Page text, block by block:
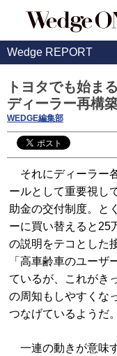
Wedge REPORT
トヨタでも始ま
ディーラー再構
WEDGE編集部
それにディーラー
ールとして重要視し
助金の交付制度。と
ーに買い替えると25
の説明をテコとした
「高車齢車のユー
ているが、これがき
の周知もしやすくな
つなげているようだ。
一連の動きが意味